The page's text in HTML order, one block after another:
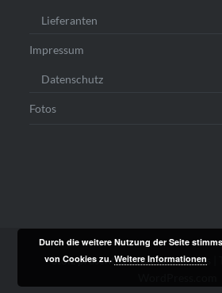
Lieferanten
Impressum
Datenschutz
Fotos
Stolz präsentiert von WordPress
Durch die weitere Nutzung der Seite
von Cookies zu.Weitere Informationen